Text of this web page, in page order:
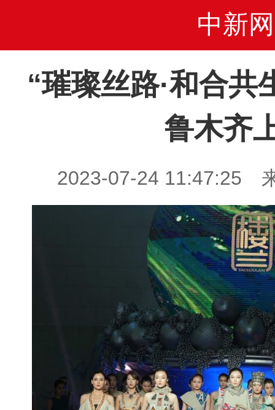
中新网
“璀璨丝路·和合共
鲁木齐
2023-07-24 11:47:25